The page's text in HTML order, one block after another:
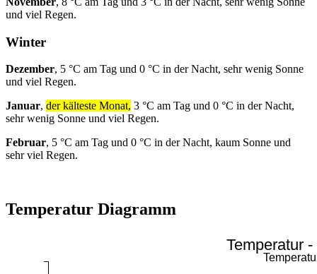
und viel Regen.
Winter
Dezember, 5 °C am Tag und 0 °C in der Nacht, sehr wenig Sonne
und viel Regen.
Januar, der kälteste Monat, 3 °C am Tag und 0 °C in der Nacht,
sehr wenig Sonne und viel Regen.
Februar, 5 °C am Tag und 0 °C in der Nacht, kaum Sonne und
sehr viel Regen.
Temperatur Diagramm